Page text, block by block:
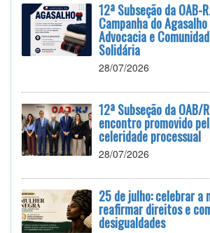
12ª Subseção da OAB-
Campanha do
Advocacia e
Solidária
28/07/2026
12ª Subseção da OAB/
encontro promovido
celeridade processual
28/07/2026
25 de julho: celebrar a
reafirmar direitos e
desigualdades